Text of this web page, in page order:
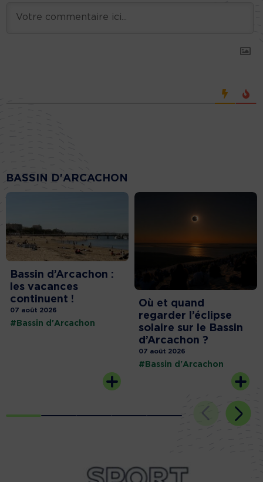
BASSIN D'ARCACHON
Bassin d’Arcachon :
les vacances
continuent !
07 août 2026
#Bassin d'Arcachon
Où et quand
regarder l’éclipse
solaire sur le Bassin
d’Arcachon ?
07 août 2026
#Bassin d'Arcachon